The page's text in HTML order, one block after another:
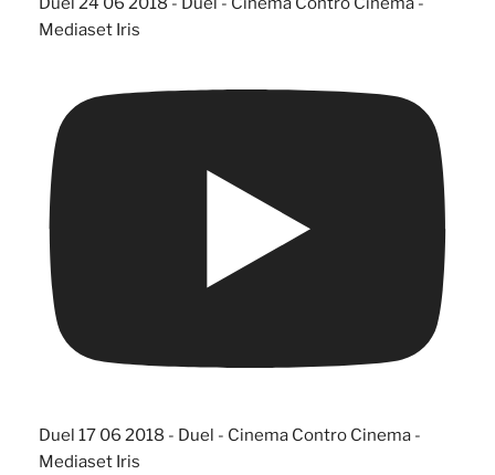
Mediaset Iris
Duel 17 06 2018 - Duel - Cinema Contro Cinema -
Mediaset Iris